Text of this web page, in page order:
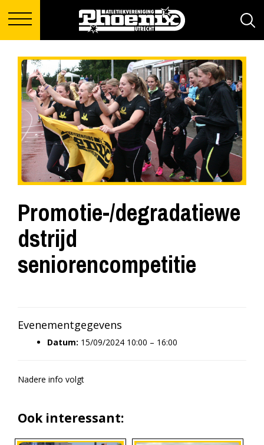
Promotie-/degradatiewe
dstrijd
seniorencompetitie
Evenementgegevens
Datum: 15/09/2024 10:00 – 16:00
Nadere info volgt
Ook interessant: